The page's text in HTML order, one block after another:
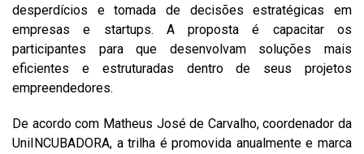
desperdícios e tomada de decisões estratégicas em
empresas e startups. A proposta é capacitar os
participantes para que desenvolvam soluções mais
eficientes e estruturadas dentro de seus projetos
empreendedores.
De acordo com Matheus José de Carvalho, coordenador da
UniINCUBADORA, a trilha é promovida anualmente e marca